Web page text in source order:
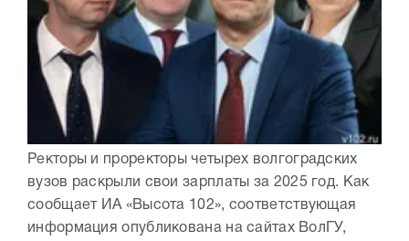
Ректоры и проректоры четырех волгоградских
вузов раскрыли свои зарплаты за 2025 год. Как
сообщает ИА «Высота 102», соответствующая
информация опубликована на сайтах ВолГУ,